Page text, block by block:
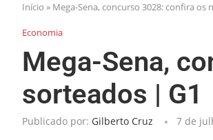
Início » Mega-Sena, concurso 3028: confira os
Economia
Mega-Sena,
sorteados | G1
Publicado por: Gilberto Cruz 7 de